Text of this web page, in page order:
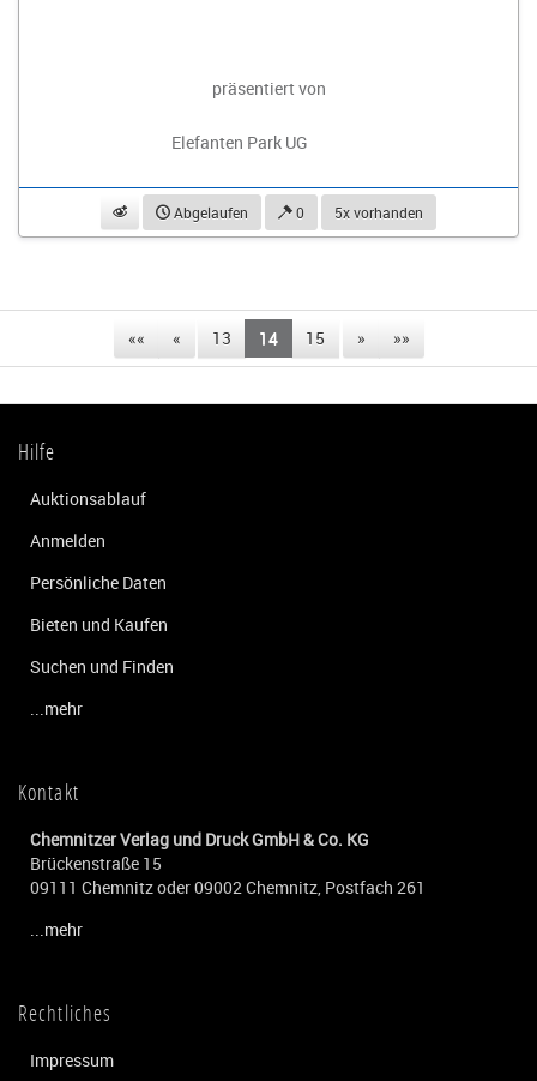
präsentiert von
Elefanten Park UG
beobachtenAbgelaufen 0 5x vorhanden
«« « 13 14 15 » »»
Hilfe
Auktionsablauf
Anmelden
Persönliche Daten
Bieten und Kaufen
Suchen und Finden
...mehr
Kontakt
Chemnitzer Verlag und Druck GmbH & Co. KG
Brückenstraße 15
09111 Chemnitz oder 09002 Chemnitz, Postfach 261
...mehr
Rechtliches
Impressum